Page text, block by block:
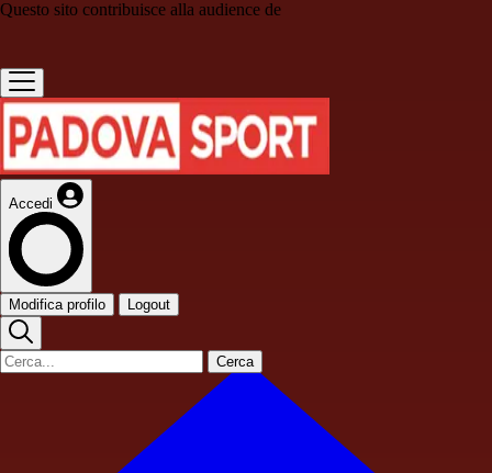
Questo sito contribuisce alla audience de
Accedi
Modifica profilo Logout
Cerca